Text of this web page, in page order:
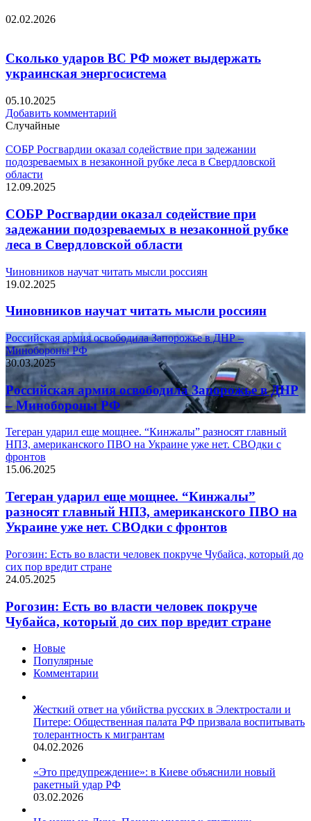
02.02.2026
Сколько ударов ВС РФ может выдержать
украинская энергосистема
05.10.2025
Добавить комментарий
Случайные
СОБР Росгвардии оказал содействие при задежании
подозреваемых в незаконной рубке леса в Свердловской
области
12.09.2025
СОБР Росгвардии оказал содействие при
задежании подозреваемых в незаконной рубке
леса в Свердловской области
Чиновников научат читать мысли россиян
19.02.2025
Чиновников научат читать мысли россиян
Российская армия освободила Запорожье в ДНР –
Минобороны РФ
30.03.2025
Российская армия освободила Запорожье в ДНР
– Минобороны РФ
Тегеран ударил еще мощнее. “Кинжалы” разносят главный
НПЗ, американского ПВО на Украине уже нет. СВОдки с
фронтов
15.06.2025
Тегеран ударил еще мощнее. “Кинжалы”
разносят главный НПЗ, американского ПВО на
Украине уже нет. СВОдки с фронтов
Рогозин: Есть во власти человек покруче Чубайса, который до
сих пор вредит стране
24.05.2025
Рогозин: Есть во власти человек покруче
Чубайса, который до сих пор вредит стране
Новые
Популярные
Комментарии
Жесткий ответ на убийства русских в Электростали и
Питере: Общественная палата РФ призвала воспитывать
толерантность к мигрантам
04.02.2026
«Это предупреждение»: в Киеве объяснили новый
ракетный удар РФ
03.02.2026